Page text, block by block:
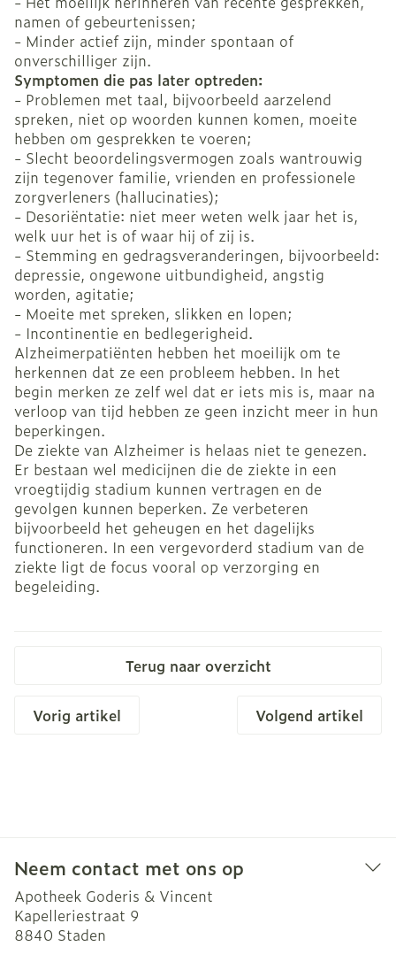
namen of gebeurtenissen;
- Minder actief zijn, minder spontaan of
onverschilliger zijn.
Symptomen die pas later optreden:
- Problemen met taal, bijvoorbeeld aarzelend
spreken, niet op woorden kunnen komen, moeite
hebben om gesprekken te voeren;
- Slecht beoordelingsvermogen zoals wantrouwig
zijn tegenover familie, vrienden en professionele
zorgverleners (hallucinaties);
- Desoriëntatie: niet meer weten welk jaar het is,
welk uur het is of waar hij of zij is.
- Stemming en gedragsveranderingen, bijvoorbeeld:
depressie, ongewone uitbundigheid, angstig
worden, agitatie;
- Moeite met spreken, slikken en lopen;
- Incontinentie en bedlegerigheid.
Alzheimerpatiënten hebben het moeilijk om te
herkennen dat ze een probleem hebben. In het
begin merken ze zelf wel dat er iets mis is, maar na
verloop van tijd hebben ze geen inzicht meer in hun
beperkingen.
De ziekte van Alzheimer is helaas niet te genezen.
Er bestaan wel medicijnen die de ziekte in een
vroegtijdig stadium kunnen vertragen en de
gevolgen kunnen beperken. Ze verbeteren
bijvoorbeeld het geheugen en het dagelijks
functioneren. In een vergevorderd stadium van de
ziekte ligt de focus vooral op verzorging en
begeleiding.
Terug naar overzicht
Vorig artikel Volgend artikel
Neem contact met ons op
Apotheek Goderis & Vincent
Kapelleriestraat 9
8840 Staden